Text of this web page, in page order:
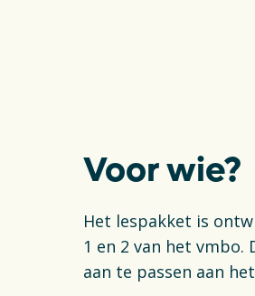
Voor wie?
Het lespakket is
1 en 2 van het vmbo.
aan te passen aan